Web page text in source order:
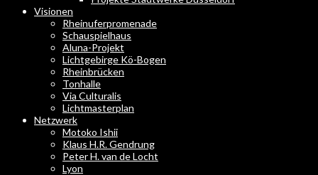
Visionen
Rheinuferpromenade
Schauspielhaus
Aluna-Projekt
Lichtgebirge Kö-Bogen
Rheinbrücken
Tonhalle
Via Culturalis
Lichtmasterplan
Netzwerk
Motoko Ishii
Klaus H.R. Gendrung
Peter H. van de Locht
Lyon